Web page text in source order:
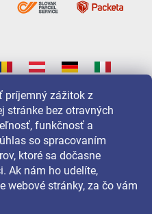
príjemný zážitok z
stránke bez otravných
funkčnosť a
so spracovaním
ktoré sa dočasne
Ak nám ho udelíte,
webové stránky, za čo vám
na: